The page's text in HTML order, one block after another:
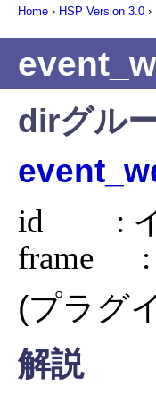
Home › HSP Version 3.0 ›
dirグル
id         :
frame
(プラグ
解説